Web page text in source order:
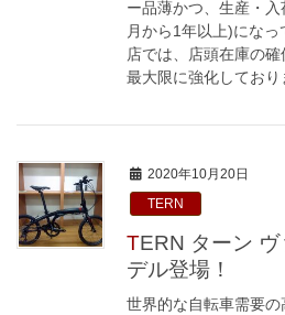
ー品薄かつ、生産・
月から1年以上)にな
店では、店頭在庫の
最大限に強化してお
2020年10月20日
TERN
TERN ターン ヴァージュ N8 2021モ
デル登場！
世界的な自転車需要